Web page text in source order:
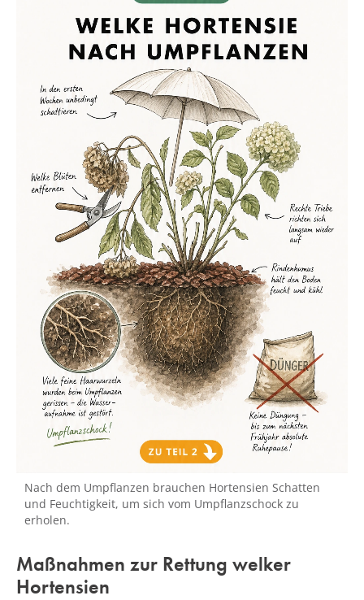
Nach dem Umpflanzen brauchen Hortensien Schatten
und Feuchtigkeit, um sich vom Umpflanzschock zu
erholen.
Maßnahmen zur Rettung welker
Hortensien